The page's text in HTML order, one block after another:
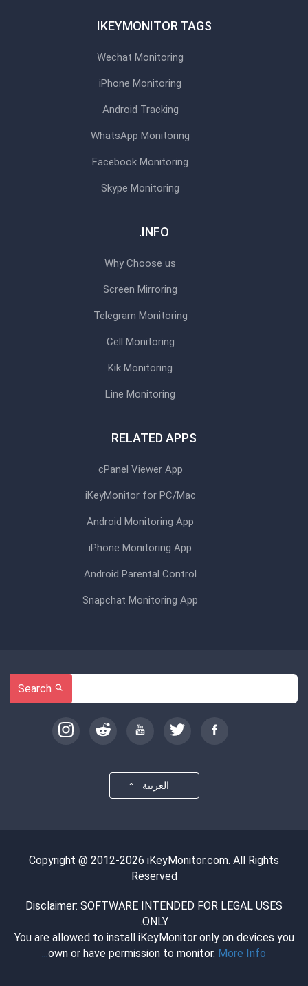
IKEYMONITOR TAGS
Wechat Monitoring
iPhone Monitoring
Android Tracking
WhatsApp Monitoring
Facebook Monitoring
Skype Monitoring
INFO.
Why Choose us
Screen Mirroring
Telegram Monitoring
Cell Monitoring
Kik Monitoring
Line Monitoring
RELATED APPS
cPanel Viewer App
iKeyMonitor for PC/Mac
Android Monitoring App
iPhone Monitoring App
Android Parental Control
Snapchat Monitoring App
العربية
Copyright @ 2012-2026 iKeyMonitor.com. All Rights
Reserved
Disclaimer: SOFTWARE INTENDED FOR LEGAL USES
ONLY.
You are allowed to install iKeyMonitor only on devices you
own or have permission to monitor. More Info...